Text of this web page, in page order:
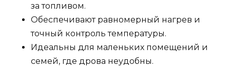
за топливом.
Обеспечивают равномерный нагрев и
точный контроль температуры.
Идеальны для маленьких помещений и
семей, где дрова неудобны.